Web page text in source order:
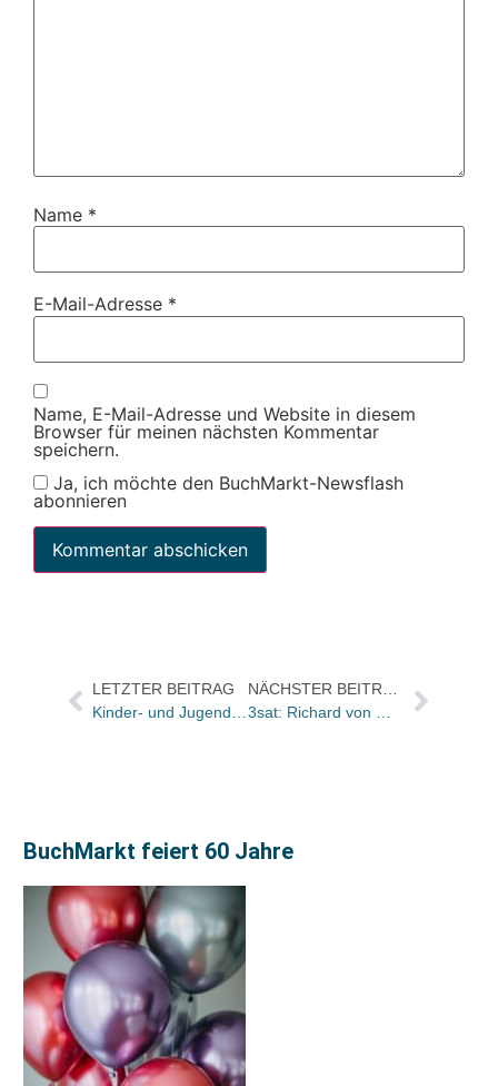
Name *
E-Mail-Adresse *
Name, E-Mail-Adresse und Website in diesem
Browser für meinen nächsten Kommentar
speichern.
Ja, ich möchte den BuchMarkt-Newsflash
abonnieren
LETZTER BEITRAG
BuchMarkt feiert 60 Jahre